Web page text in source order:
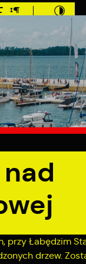
przy Łabędzim
drzew.